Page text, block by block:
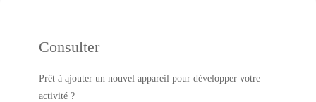
Consulter
Prêt à ajouter un nouvel appareil pour développer votre
activité ?